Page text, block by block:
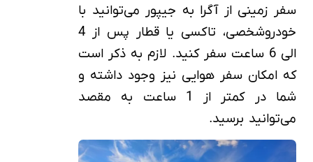
سفر زمینی از آگرا به جیپور می‌توانید با
خودروشخصی، تاکسی یا قطار پس از 4
الی 6 ساعت سفر کنید. لازم به ذکر است
که امکان سفر هوایی نیز وجود داشته و
شما در کمتر از 1 ساعت به مقصد
می‌توانید برسید.